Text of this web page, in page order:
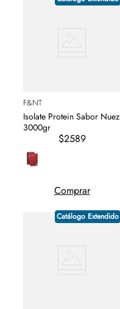
F&NT
Isolate Protein Sabor Nuez
3000gr
$2589
Comprar
Catálogo Extendido